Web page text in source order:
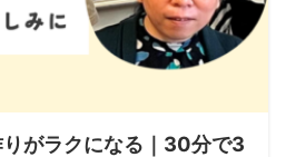
りがラクになる｜30分で3